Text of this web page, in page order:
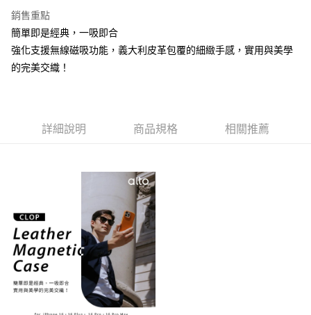
台灣樂天信用卡公司
玉山商業銀行
台灣樂天信用卡公司
元大商業銀行
玉山商業銀行
台新國際商業銀行
中國信託商業銀行
悠遊付
Google Pay
ATM付款
全家付款取貨
每筆NT$60，滿NT$499(含以上)免運費
宅配
每筆NT$60，滿NT$499(含以上)免運費
銷售重點
簡單即是經典，一吸即合
強化支援無線磁吸功能，義大利皮革包覆的細緻手感，實用與美學
的完美交織！
詳細說明 商品規格 相關推薦